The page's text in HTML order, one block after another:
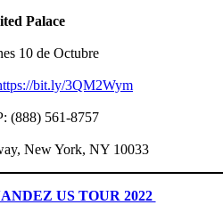
Palace
10 de Octubre
bit.ly/3QM2Wym
(888) 561-8757
New York, NY 10033
US TOUR 2022